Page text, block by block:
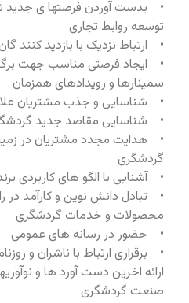
• بدست آوردن فرصتها ی جدید
توسعه روابط تجاری
• ارتباط نزدیک با بازدید کنند
• ایجاد فرصتی مناسب جهت
سمینارها و رویدادهای همزمان
• شناسایی و جذب مشتریان
• شناسایی مقاصد جدید
• هدایت مجدد مشتریان در
گردشگری
• آشنایی با الگو های کاربردی
• تبادل دانش نوین و کارآمد در
محصولات و خدمات گردشگری
• حضور در رسانه های عمومی
• برقراری ارتباط با ناشران و
ارائه اخرین دست آورد ها و
صنعت گردشگری